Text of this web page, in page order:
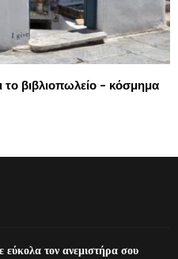
το βιβλιοπωλείο – κόσμημα
τον ανεμιστήρα σου